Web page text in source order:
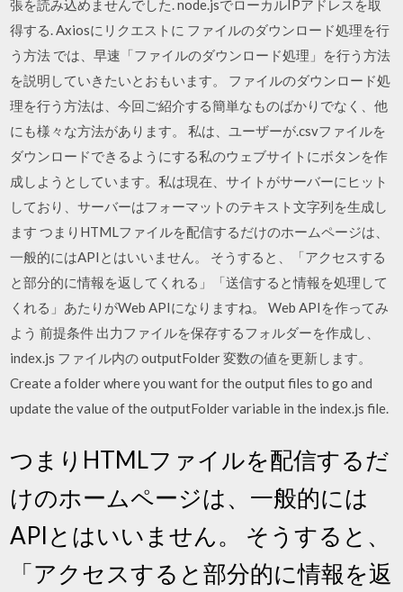
張を読み込めませんでした. node.jsでローカルIPアドレスを取
得する. Axiosにリクエストに ファイルのダウンロード処理を行
う方法 では、早速「ファイルのダウンロード処理」を行う方法
を説明していきたいとおもいます。 ファイルのダウンロード処
理を行う方法は、今回ご紹介する簡単なものばかりでなく、他
にも様々な方法があります。 私は、ユーザーが.csvファイルを
ダウンロードできるようにする私のウェブサイトにボタンを作
成しようとしています。私は現在、サイトがサーバーにヒット
しており、サーバーはフォーマットのテキスト文字列を生成し
ます つまりHTMLファイルを配信するだけのホームページは、
一般的にはAPIとはいいません。 そうすると、「アクセスする
と部分的に情報を返してくれる」「送信すると情報を処理して
くれる」あたりがWeb APIになりますね。 Web APIを作ってみ
よう 前提条件 出力ファイルを保存するフォルダーを作成し、
index.js ファイル内の outputFolder 変数の値を更新します。
Create a folder where you want for the output files to go and
update the value of the outputFolder variable in the index.js file.
つまりHTMLファイルを配信するだ
けのホームページは、一般的には
APIとはいいません。 そうすると、
「アクセスすると部分的に情報を返